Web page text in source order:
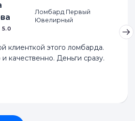
5.0
Ломбард Первый
Ювелирный
клиенткой этого ломбарда.
качественно. Деньги сразу.